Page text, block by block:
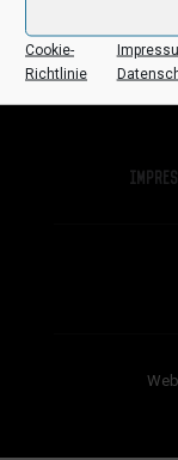
Cookie-
Richtlinie